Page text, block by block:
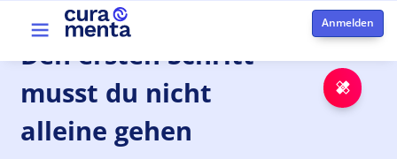
Direkt zum Inhalt
Top menu
DenerstenSchritt
musst du nicht
alleine gehen